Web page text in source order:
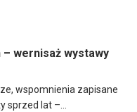
wernisaż wystawy
wspomnienia zapisane
sprzed lat –...